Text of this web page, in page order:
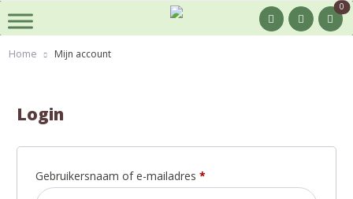
0
Home Mijn account
Login
Gebruikersnaam of e-mailadres *